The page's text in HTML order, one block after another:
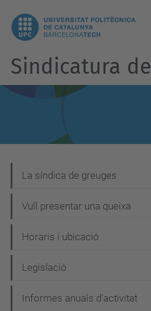
Sindicatura de
a
v
g
a
La síndica de greuges
Vull presentar una queixa
Horaris i ubicació
Legislació
Informes anuals d'activitat